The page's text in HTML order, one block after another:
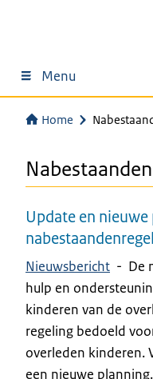
Menu
Home
Update en
Nieuwsbericht - De
hulp en
kinderen van de
regeling bedoeld
overleden kinderen.
een nieuwe